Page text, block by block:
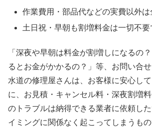
作業費用・部品代などの実費以外は
土日祝・早朝も割増料金は一切不要
「深夜や早朝は料金が割増しになるの
るとお金がかかるの？」等、お問い合せ
水道の修理屋さんは、お客様に安心し
に、お見積・キャンセル料・深夜割増
のトラブルは納得できる業者に依頼し
イミングに関係なく起こってしまうも